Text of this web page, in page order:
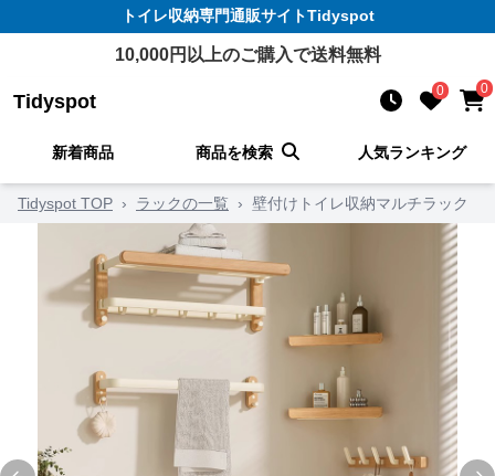
トイレ収納専門通販サイトTidyspot
10,000円以上のご購入で送料無料
Tidyspot 0 0
新着商品 商品を検索 人気ランキング
Tidyspot TOP › ラックの一覧 › 壁付けトイレ収納マルチラック